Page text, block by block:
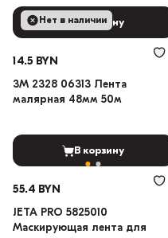
В корзину
Нет в наличии
14.5 BYN
3M 2328 06313 Лента
малярная 48мм 50м
В корзину
55.4 BYN
JETA PRO 5825010
Маскирующая лента для